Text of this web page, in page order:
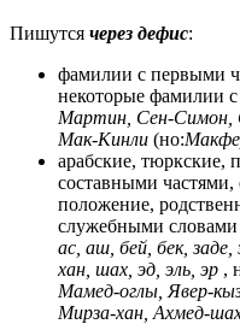
Пишутся через дефис:
фамилии с первыми
некоторые фамилии
Мартин, Сен-Симон,
Мак-Кинли (но:
арабские, тюркские,
составными
положение,
служебными словами
ас, аш, бей, бек, заде,
хан, шах, эд, эль, эр ,
Мамед-оглы, Явер-
Мирза-хан, Ахмед-